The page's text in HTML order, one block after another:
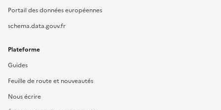
Portail des données européennes
schema.data.gouv.fr
Plateforme
Guides
Feuille de route et nouveautés
Nous écrire